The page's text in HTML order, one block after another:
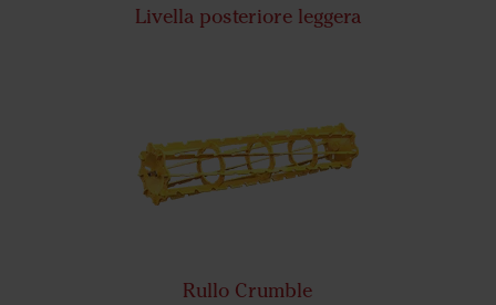
Livella posteriore leggera
Rullo Crumble